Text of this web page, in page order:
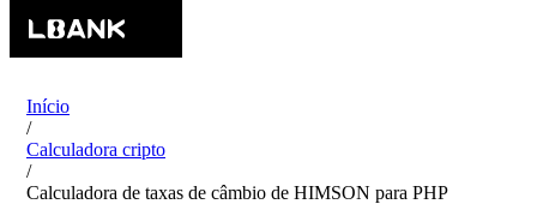
Início
/
Calculadora cripto
/
Calculadora de taxas de câmbio de HIMSON para PHP